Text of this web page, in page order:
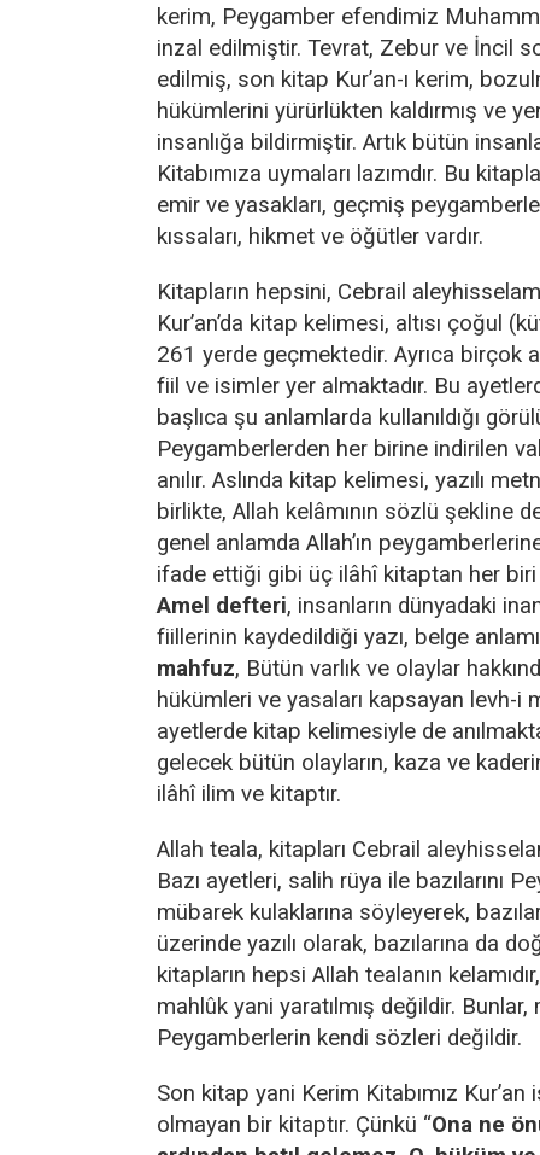
kerim, Peygamber efendimiz
inzal edilmiştir. Tevrat, Zebur ve İncil
edilmiş, son kitap Kur’an-ı kerim,
hükümlerini yürürlükten kaldırmış ve
insanlığa bildirmiştir. Artık bütün
Kitabımıza uymaları lazımdır. Bu
emir ve yasakları, geçmiş
kıssaları, hikmet ve öğütler vardır.
Kitapların hepsini, Cebrail
Kur’an’da kitap kelimesi, altısı çoğul
261 yerde geçmektedir. Ayrıca birçok
fiil ve isimler yer almaktadır. Bu
başlıca şu anlamlarda kullanıldığı
Peygamberlerden her birine indirilen
anılır. Aslında kitap kelimesi, yazılı
birlikte, Allah kelâmının sözlü şekline
genel anlamda Allah’ın
ifade ettiği gibi üç ilâhî kitaptan her biri
Amel defteri, insanların dünyadaki
fiillerinin kaydedildiği yazı, belge
mahfuz, Bütün varlık ve olaylar
hükümleri ve yasaları kapsayan levh-i
ayetlerde kitap kelimesiyle de
gelecek bütün olayların, kaza ve
ilâhî ilim ve kitaptır.
Allah teala, kitapları Cebrail
Bazı ayetleri, salih rüya ile bazılarını
mübarek kulaklarına söyleyerek,
üzerinde yazılı olarak, bazılarına da
kitapların hepsi Allah tealanın
mahlûk yani yaratılmış değildir.
Peygamberlerin kendi sözleri değildir.
Son kitap yani Kerim Kitabımız
olmayan bir kitaptır. Çünkü “Ona ne